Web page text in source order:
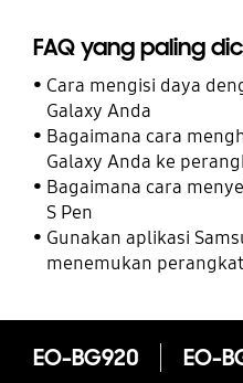
FAQ yang paling
Cara mengisi daya
Galaxy Anda
Bagaimana cara
Galaxy Anda ke
Perangkat Terhubung
Bagaimana cara
S Pen
Gunakan aplikasi
menemukan
EO-BG920 EO-